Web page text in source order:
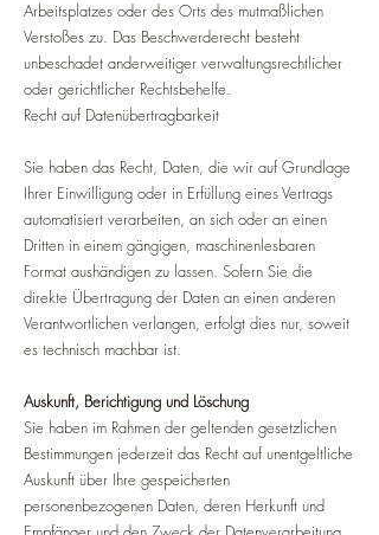
Arbeitsplatzes oder des Orts des mutmaßlichen
Verstoßes zu. Das Beschwerderecht besteht
unbeschadet anderweitiger verwaltungsrechtlicher
oder gerichtlicher Rechtsbehelfe.
Recht auf Datenübertragbarkeit
Sie haben das Recht, Daten, die wir auf Grundlage
Ihrer Einwilligung oder in Erfüllung eines Vertrags
automatisiert verarbeiten, an sich oder an einen
Dritten in einem gängigen, maschinenlesbaren
Format aushändigen zu lassen. Sofern Sie die
direkte Übertragung der Daten an einen anderen
Verantwortlichen verlangen, erfolgt dies nur, soweit
es technisch machbar ist.
Auskunft, Berichtigung und Löschung
Sie haben im Rahmen der geltenden gesetzlichen
Bestimmungen jederzeit das Recht auf unentgeltliche
Auskunft über Ihre gespeicherten
personenbezogenen Daten, deren Herkunft und